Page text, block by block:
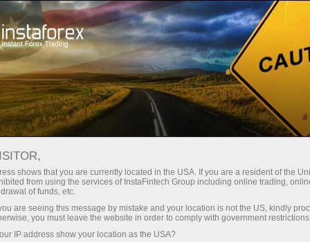
InstaForex के बारे में
इंस्टास्पोर्ट
महत्वाकांक्षी, दृढ़ और मजबूत इरादों वाले - ये गुण हमारे सभी
पार्टनर्स और ब्रांड एंबेसडर में है। उनके उदाहरण से प्रेरणा लें
और नई जीत हासिल करें
shows that you are currently located in the USA. If you are a resident of the
from using the services of InstaFintech Group including online trading,
of funds, etc.
are seeing this message by mistake and your location is not the US, kindly
you must leave the website in order to comply with government
IP address show your location as the USA?